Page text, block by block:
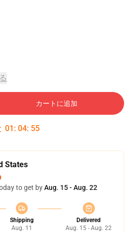
カートに追加
01 : 04: 54
States
to get byAug. 15 - Aug. 22
Shipping
Aug. 11
Delivered
Aug. 15 - Aug. 22